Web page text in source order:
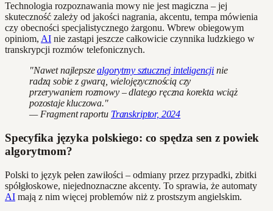
Technologia rozpoznawania mowy nie jest magiczna – jej
skuteczność zależy od jakości nagrania, akcentu, tempa mówienia
czy obecności specjalistycznego żargonu. Wbrew obiegowym
opiniom, AI nie zastąpi jeszcze całkowicie czynnika ludzkiego w
transkrypcji rozmów telefonicznych.
"Nawet najlepszealgorytmy sztucznej inteligencji nie
radzą sobie z gwarą, wielojęzycznością czy
przerywaniem rozmowy – dlatego ręczna korekta wciąż
pozostaje kluczowa."
— Fragment raportu Transkriptor, 2024
Specyfika języka polskiego: co spędza sen z powiek
algorytmom?
Polski to język pełen zawiłości – odmiany przez przypadki, zbitki
spółgłoskowe, niejednoznaczne akcenty. To sprawia, że automaty
AI mają z nim więcej problemów niż z prostszym angielskim.